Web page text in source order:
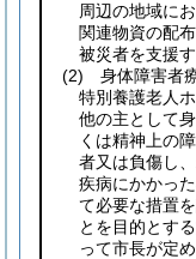
周辺の地域に
関連物資の配
被災者を支援
(2) 身体障害者
特別養護老人
他の主として
くは精神上の
者又は負傷し
疾病にかかっ
て必要な措置
とを目的とす
って市長が定